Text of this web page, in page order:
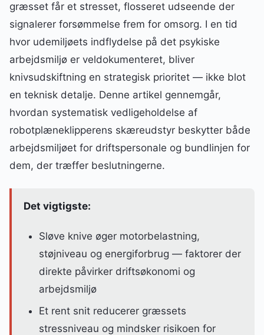
græsset får et stresset, flosseret udseende der
signalerer forsømmelse frem for omsorg. I en tid
hvor udemiljøets indflydelse på det psykiske
arbejdsmiljø er veldokumenteret, bliver
knivsudskiftning en strategisk prioritet — ikke blot
en teknisk detalje. Denne artikel gennemgår,
hvordan systematisk vedligeholdelse af
robotplæneklipperens skæreudstyr beskytter både
arbejdsmiljøet for driftspersonale og bundlinjen for
dem, der træffer beslutningerne.
Det vigtigste:
Sløve knive øger motorbelastning,
støjniveau og energiforbrug — faktorer der
direkte påvirker driftsøkonomi og
arbejdsmiljø
Et rent snit reducerer græssets
stressniveau og mindsker risikoen for